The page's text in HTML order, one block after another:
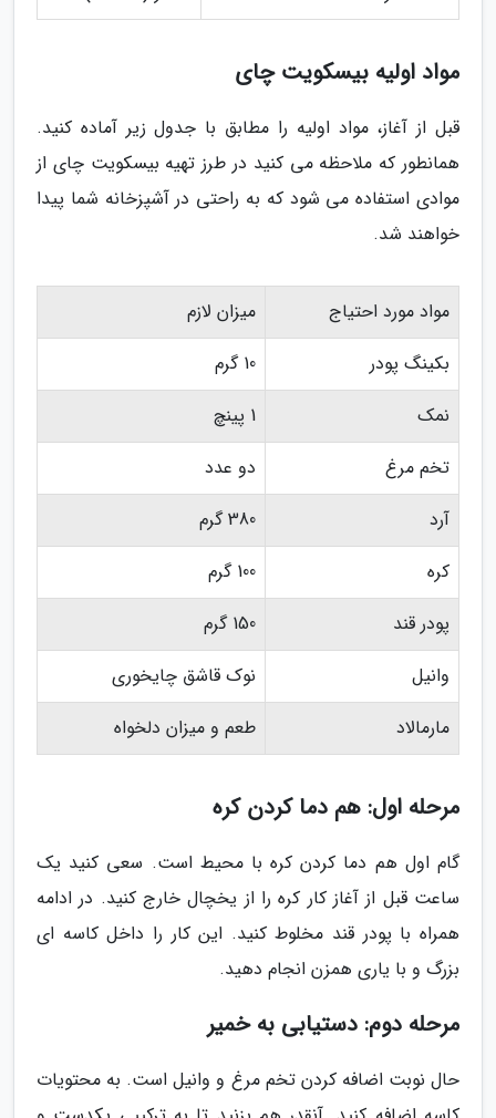
مواد اولیه بیسکویت چای
قبل از آغاز، مواد اولیه را مطابق با جدول زیر آماده کنید.
همانطور که ملاحظه می کنید در طرز تهیه بیسکویت چای از
موادی استفاده می شود که به راحتی در آشپزخانه شما پیدا
خواهند شد.
مواد مورد احتیاج
میزان لازم
بکینگ پودر
10 گرم
نمک
1 پینچ
تخم مرغ
دو عدد
آرد
380 گرم
کره
100 گرم
پودر قند
150 گرم
وانیل
نوک قاشق چایخوری
مارمالاد
طعم و میزان دلخواه
مرحله اول: هم دما کردن کره
گام اول هم دما کردن کره با محیط است. سعی کنید یک
ساعت قبل از آغاز کار کره را از یخچال خارج کنید. در ادامه
همراه با پودر قند مخلوط کنید. این کار را داخل کاسه ای
بزرگ و با یاری همزن انجام دهید.
مرحله دوم: دستیابی به خمیر
حال نوبت اضافه کردن تخم مرغ و وانیل است. به محتویات